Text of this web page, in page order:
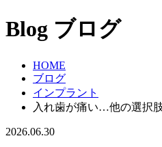
Blog ブログ
HOME
ブログ
インプラント
入れ歯が痛い…他の選択
2026.06.30